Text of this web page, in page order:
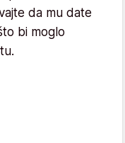
da mu date
bi moglo